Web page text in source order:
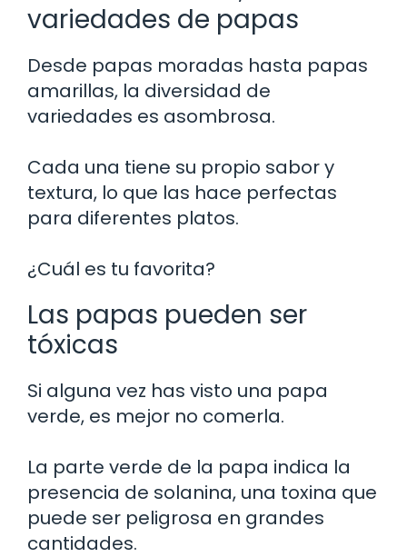
variedades de papas
Desde papas moradas hasta papas
amarillas, la diversidad de
variedades es asombrosa.
Cada una tiene su propio sabor y
textura, lo que las hace perfectas
para diferentes platos.
¿Cuál es tu favorita?
Las papas pueden ser
tóxicas
Si alguna vez has visto una papa
verde, es mejor no comerla.
La parte verde de la papa indica la
presencia de solanina, una toxina que
puede ser peligrosa en grandes
cantidades.